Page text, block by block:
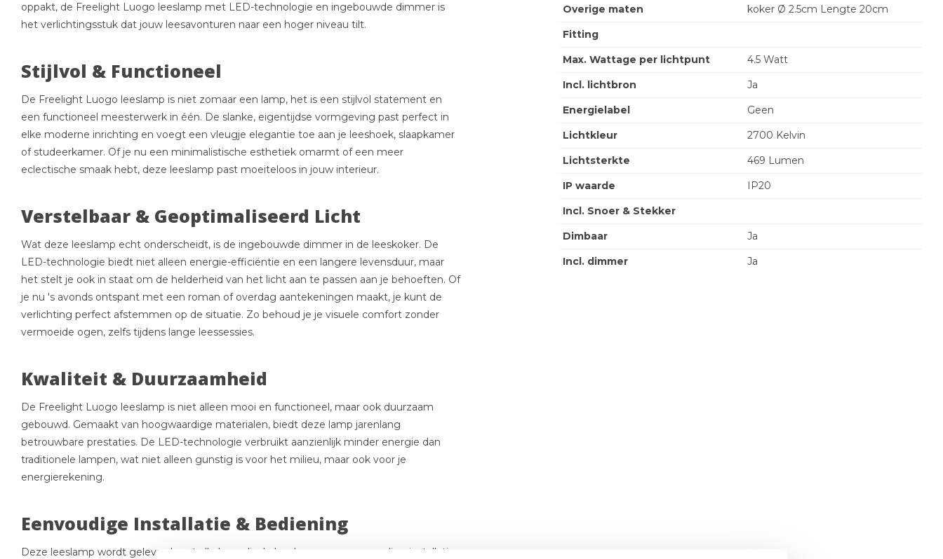
oppakt, de Freelight Luogo leeslamp met LED-technologie en ingebouwde dimmer is
het verlichtingsstuk dat jouw leesavonturen naar een hoger niveau tilt.
Stijlvol & Functioneel
De Freelight Luogo leeslamp is niet zomaar een lamp, het is een stijlvol statement en
een functioneel meesterwerk in één. De slanke, eigentijdse vormgeving past perfect in
elke moderne inrichting en voegt een vleugje elegantie toe aan je leeshoek, slaapkamer
of studeerkamer. Of je nu een minimalistische esthetiek omarmt of een meer
eclectische smaak hebt, deze leeslamp past moeiteloos in jouw interieur.
Verstelbaar & Geoptimaliseerd Licht
Wat deze leeslamp echt onderscheidt, is de ingebouwde dimmer in de leeskoker. De
LED-technologie biedt niet alleen energie-efficiëntie en een langere levensduur, maar
het stelt je ook in staat om de helderheid van het licht aan te passen aan je behoeften. Of
je nu 's avonds ontspant met een roman of overdag aantekeningen maakt, je kunt de
verlichting perfect afstemmen op de situatie. Zo behoud je je visuele comfort zonder
vermoeide ogen, zelfs tijdens lange leessessies.
Kwaliteit & Duurzaamheid
De Freelight Luogo leeslamp is niet alleen mooi en functioneel, maar ook duurzaam
gebouwd. Gemaakt van hoogwaardige materialen, biedt deze lamp jarenlang
betrouwbare prestaties. De LED-technologie verbruikt aanzienlijk minder energie dan
traditionele lampen, wat niet alleen gunstig is voor het milieu, maar ook voor je
energierekening.
Eenvoudige Installatie & Bediening
Deze leeslamp wordt geleverd met alle benodigde hardware voor eenvoudige installatie.
Overige maten
koker Ø 2.5cm Lengte 20cm
Fitting
Max. Wattage per lichtpunt
4.5 Watt
Incl. lichtbron
Ja
Energielabel
Geen
Lichtkleur
2700 Kelvin
Lichtsterkte
469 Lumen
IP waarde
IP20
Incl. Snoer & Stekker
Dimbaar
Ja
Incl. dimmer
Ja